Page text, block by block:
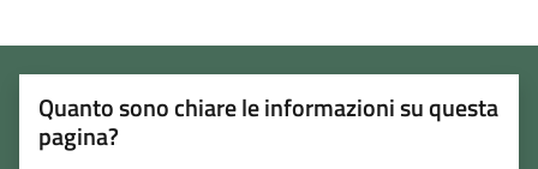
Quanto sono chiare le informazioni su questa
pagina?